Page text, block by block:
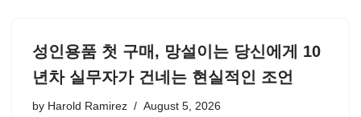
성인용품 첫 구매, 망설이는 당신에게 10
년차 실무자가 건네는 현실적인 조언
by Harold Ramirez August 5, 2026